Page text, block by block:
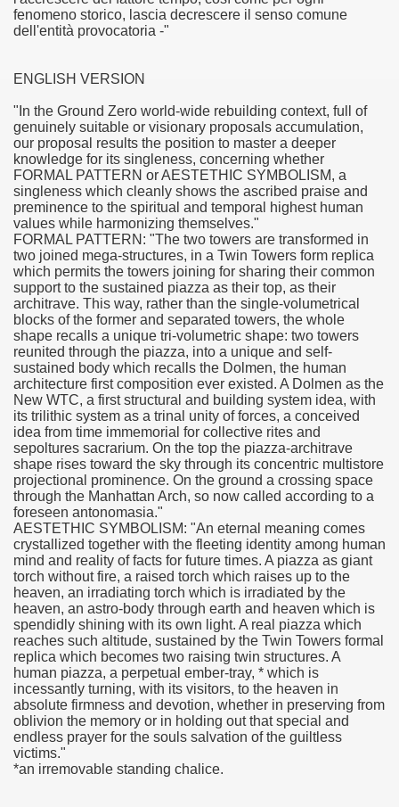
fenomeno storico, lascia decrescere il senso comune
dell'entità provocatoria -"
ENGLISH VERSION
"In the Ground Zero world-wide rebuilding context, full of
genuinely suitable or visionary proposals accumulation,
our proposal results the position to master a deeper
knowledge for its singleness, concerning whether
FORMAL PATTERN or AESTETHIC SYMBOLISM, a
singleness which cleanly shows the ascribed praise and
preminence to the spiritual and temporal highest human
values while harmonizing themselves."
FORMAL PATTERN: "The two towers are transformed in
two joined mega-structures, in a Twin Towers form replica
which permits the towers joining for sharing their common
support to the sustained piazza as their top, as their
architrave. This way, rather than the single-volumetrical
blocks of the former and separated towers, the whole
shape recalls a unique tri-volumetric shape: two towers
reunited through the piazza, into a unique and self-
sustained body which recalls the Dolmen, the human
architecture first composition ever existed. A Dolmen as the
New WTC, a first structural and building system idea, with
its trilithic system as a trinal unity of forces, a conceived
idea from time immemorial for collective rites and
sepoltures sacrarium. On the top the piazza-architrave
shape rises toward the sky through its concentric multistore
projectional prominence. On the ground a crossing space
through the Manhattan Arch, so now called according to a
foreseen antonomasia."
AESTETHIC SYMBOLISM: "An eternal meaning comes
crystallized together with the fleeting identity among human
mind and reality of facts for future times. A piazza as giant
torch without fire, a raised torch which raises up to the
heaven, an irradiating torch which is irradiated by the
heaven, an astro-body through earth and heaven which is
spendidly shining with its own light. A real piazza which
reaches such altitude, sustained by the Twin Towers formal
replica which becomes two raising twin structures. A
human piazza, a perpetual ember-tray, * which is
incessantly turning, with its visitors, to the heaven in
absolute firmness and devotion, whether in preserving from
oblivion the memory or in holding out that special and
endless prayer for the souls salvation of the guiltless
victims."
*an irremovable standing chalice.